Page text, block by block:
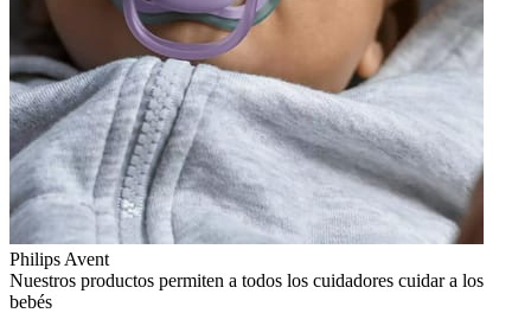
Philips Avent
Nuestros productos permiten a todos los cuidadores cuidar a los
bebés